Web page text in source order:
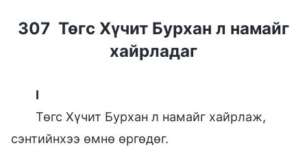
307 Төгс Хүчит Бурхан л намайг
хайрладаг
I
Төгс Хүчит Бурхан л намайг хайрлаж,
сэнтийнхээ өмнө өргөдөг.